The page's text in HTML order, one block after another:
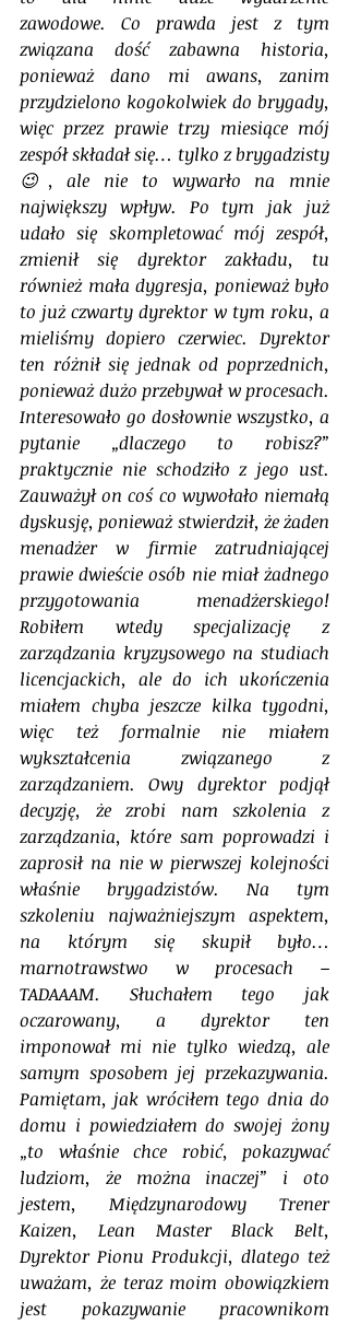
zawodowe. Co prawda jest z tym
związana dość zabawna historia,
ponieważ dano mi awans, zanim
przydzielono kogokolwiek do brygady,
więc przez prawie trzy miesiące mój
zespół składał się… tylko z brygadzisty
😉, ale nie to wywarło na mnie
największy wpływ. Po tym jak już
udało się skompletować mój zespół,
zmienił się dyrektor zakładu, tu
również mała dygresja, ponieważ było
to już czwarty dyrektor w tym roku, a
mieliśmy dopiero czerwiec. Dyrektor
ten różnił się jednak od poprzednich,
ponieważ dużo przebywał w procesach.
Interesowało go dosłownie wszystko, a
pytanie „dlaczego to robisz?”
praktycznie nie schodziło z jego ust.
Zauważył on coś co wywołało niemałą
dyskusję, ponieważ stwierdził, że żaden
menadżer w firmie zatrudniającej
prawie dwieście osób nie miał żadnego
przygotowania menadżerskiego!
Robiłem wtedy specjalizację z
zarządzania kryzysowego na studiach
licencjackich, ale do ich ukończenia
miałem chyba jeszcze kilka tygodni,
więc też formalnie nie miałem
wykształcenia związanego z
zarządzaniem. Owy dyrektor podjął
decyzję, że zrobi nam szkolenia z
zarządzania, które sam poprowadzi i
zaprosił na nie w pierwszej kolejności
właśnie brygadzistów. Na tym
szkoleniu najważniejszym aspektem,
na którym się skupił było…
marnotrawstwo w procesach –
TADAAAM. Słuchałem tego jak
oczarowany, a dyrektor ten
imponował mi nie tylko wiedzą, ale
samym sposobem jej przekazywania.
Pamiętam, jak wróciłem tego dnia do
domu i powiedziałem do swojej żony
„to właśnie chce robić, pokazywać
ludziom, że można inaczej” i oto
jestem, Międzynarodowy Trener
Kaizen, Lean Master Black Belt,
Dyrektor Pionu Produkcji, dlatego też
uważam, że teraz moim obowiązkiem
jest pokazywanie pracownikom